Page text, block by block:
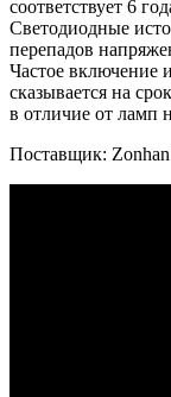
соответствует 6
Светодиодные
перепадов
Частое включение
сказывается на
в отличие от ламп
Поставщик: